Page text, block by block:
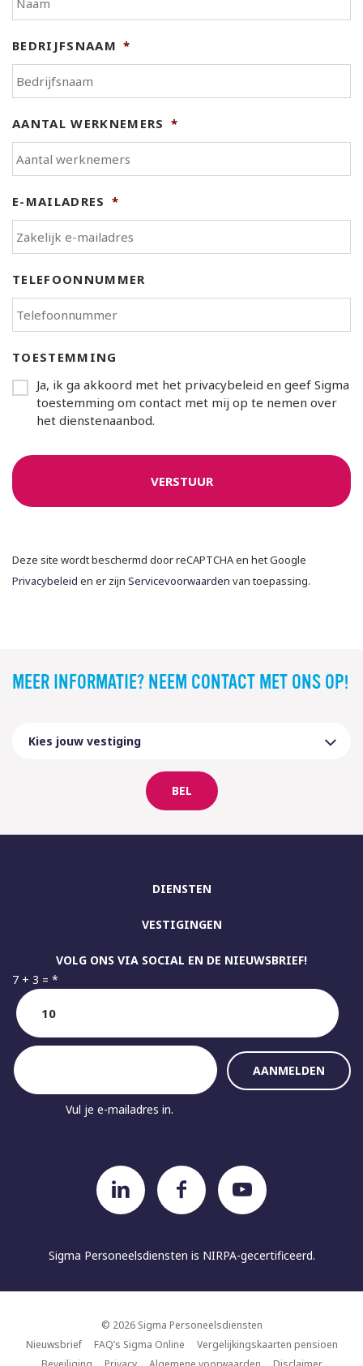
BEDRIJFSNAAM *
AANTAL WERKNEMERS *
E-MAILADRES *
TELEFOONNUMMER
TOESTEMMING
Ja, ik ga akkoord met het privacybeleid en geef Sigma
toestemming om contact met mij op te nemen over
het dienstenaanbod.
Deze site wordt beschermd door reCAPTCHA en het Google
Privacybeleid en er zijn Servicevoorwaarden van toepassing.
MEER INFORMATIE? NEEM CONTACT MET ONS OP!
BEL
VOLG ONS VIA SOCIAL EN DE NIEUWSBRIEF!
7 + 3 = *
Vul je e-mailadres in.
Sigma Personeelsdiensten is NIRPA-gecertificeerd.
DIENSTEN
VESTIGINGEN
© 2026 Sigma Personeelsdiensten
Nieuwsbrief
FAQ’s Sigma Online
Vergelijkingskaarten pensioen